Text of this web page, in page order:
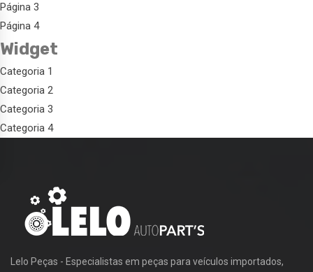
Página 3
Página 4
Widget
Categoria 1
Categoria 2
Categoria 3
Categoria 4
Lelo Peças - Especialistas em peças para veículos importados,